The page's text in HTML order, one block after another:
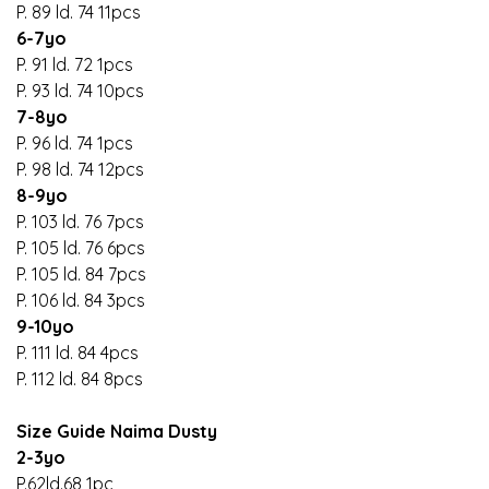
P. 89 ld. 74 11pcs
6-7yo
P. 91 ld. 72 1pcs
P. 93 ld. 74 10pcs
7-8yo
P. 96 ld. 74 1pcs
P. 98 ld. 74 12pcs
8-9yo
P. 103 ld. 76 7pcs
P. 105 ld. 76 6pcs
P. 105 ld. 84 7pcs
P. 106 ld. 84 3pcs
9-10yo
P. 111 ld. 84 4pcs
P. 112 ld. 84 8pcs
Size Guide Naima Dusty
2-3yo
P.62ld.68 1pc